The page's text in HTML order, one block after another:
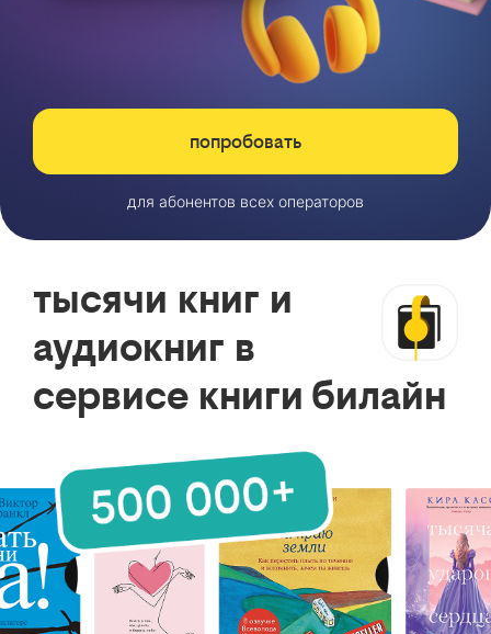
попробовать
для абонентов всех операторов
тысячи книг и
аудиокниг в
сервисе книги билайн